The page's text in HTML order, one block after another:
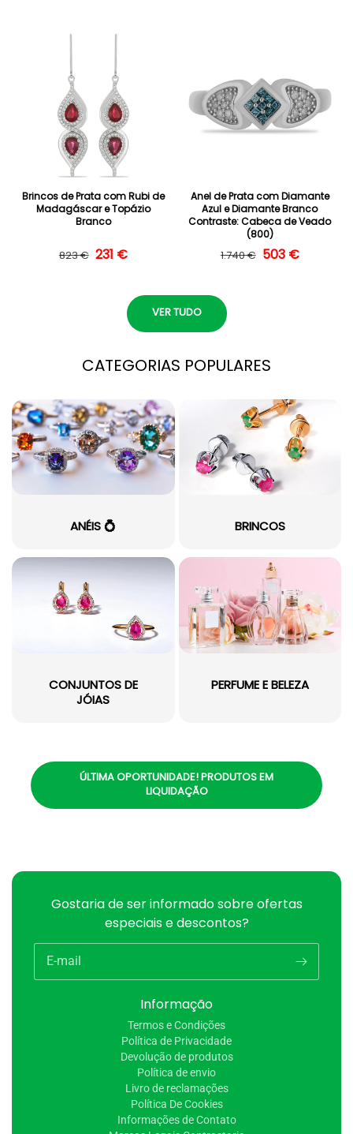
Brincos de Prata com Rubi de
Madagáscar e Topázio
Branco
Preço normal
823 € Preço de saldo
231 €
Anel de Prata com Diamante
Azul e Diamante Branco
Contraste: Cabeca de Veado
(800)
Preço normal
1.740 € Preço de saldo
503 €
VER TUDO
CATEGORIAS POPULARES
ANÉIS 💍 BRINCOS
CONJUNTOS DE
JÓIAS
PERFUME E BELEZA
ÚLTIMA OPORTUNIDADE! PRODUTOS EM
LIQUIDAÇÃO
Informação
Termos e Condições
Política de Privacidade
Devolução de produtos
Política de envio
Livro de reclamações
Política De Cookies
Informações de Contato
Gostaria de ser informado sobre ofertas
especiais e descontos?
E-mail